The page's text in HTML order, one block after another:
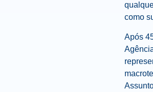
como
Após